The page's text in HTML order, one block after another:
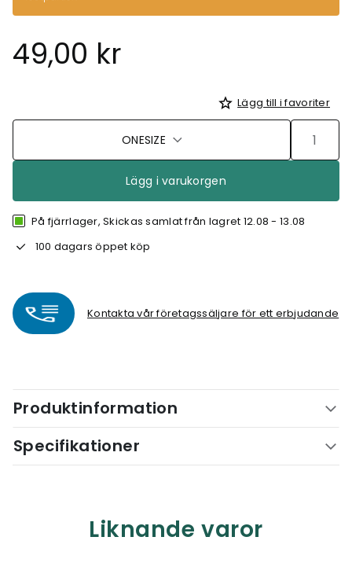
49,00 kr
Lägg till i favoriter
ONESIZE
Lägg i varukorgen
På fjärrlager, Skickas samlat från lagret 12.08 - 13.08
100 dagars öppet köp
Kontakta vår företagssäljare för ett erbjudande
Produktinformation
Specifikationer
Liknande varor